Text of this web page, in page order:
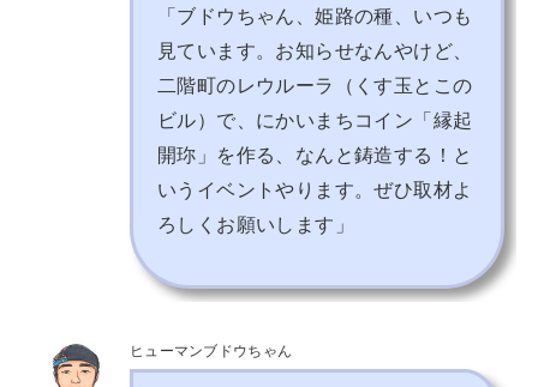
「ブドウちゃん、姫路の種、いつも
見ています。 お知らせなんやけど、
二階町のレウルーラ（くす玉とこの
ビル）で、にかいまちコイン「縁起
開珎」を作る、なんと鋳造する！と
いうイベントやります。ぜひ取材よ
ろしくお願いします」
ヒューマンブドウちゃん